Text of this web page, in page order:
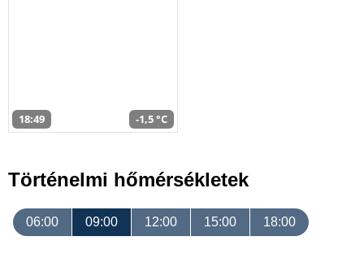
18:49 -1,5 °C
Történelmi hőmérsékletek
06:00 09:00 12:00 15:00 18:00